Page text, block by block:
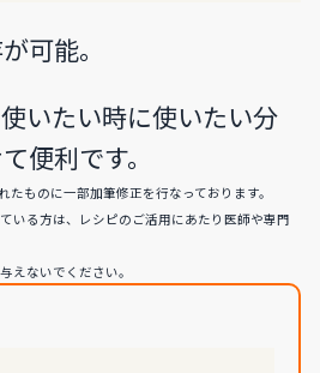
可能。
いたい時に使いたい分
便利です。
ものに一部加筆修正を行なっております。
いる方は、レシピのご活用にあたり医師や専門
えないでください。